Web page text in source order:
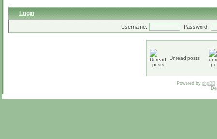
Login
Username: Password:
Unread posts
Powered by phpBB